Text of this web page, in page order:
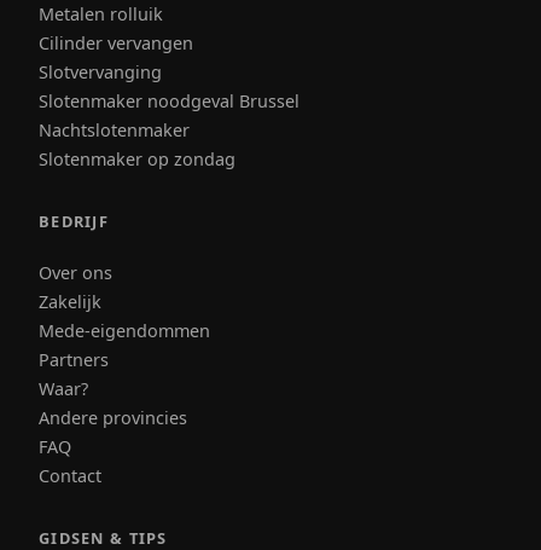
Metalen rolluik
Cilinder vervangen
Slotvervanging
Slotenmaker noodgeval Brussel
Nachtslotenmaker
Slotenmaker op zondag
BEDRIJF
Over ons
Zakelijk
Mede-eigendommen
Partners
Waar?
Andere provincies
FAQ
Contact
GIDSEN & TIPS